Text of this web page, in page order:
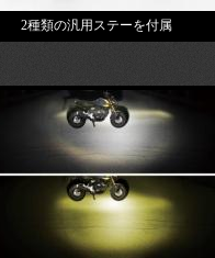
2種類の汎用ステーを付属